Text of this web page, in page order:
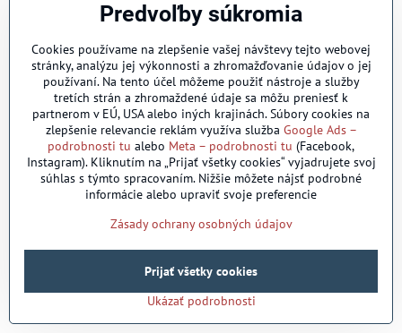
Predvoľby súkromia
Cookies používame na zlepšenie vašej návštevy tejto webovej
stránky, analýzu jej výkonnosti a zhromažďovanie údajov o jej
používaní. Na tento účel môžeme použiť nástroje a služby
tretích strán a zhromaždené údaje sa môžu preniesť k
partnerom v EÚ, USA alebo iných krajinách. Súbory cookies na
zlepšenie relevancie reklám využíva služba Google Ads –
podrobnosti tu alebo Meta – podrobnosti tu (Facebook,
Instagram). Kliknutím na „Prijať všetky cookies“ vyjadrujete svoj
súhlas s týmto spracovaním. Nižšie môžete nájsť podrobné
informácie alebo upraviť svoje preferencie
Zásady ochrany osobných údajov
Ukázať podrobnosti
Prijať všetky cookies